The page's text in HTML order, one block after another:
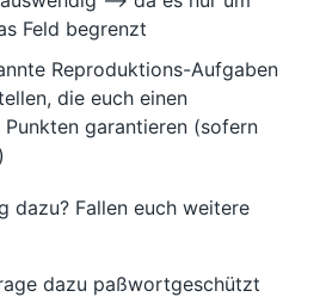
Feld begrenzt
Reproduktions-Aufgaben
die euch einen
Punkten garantieren (sofern
dazu? Fallen euch weitere
dazu paßwortgeschützt